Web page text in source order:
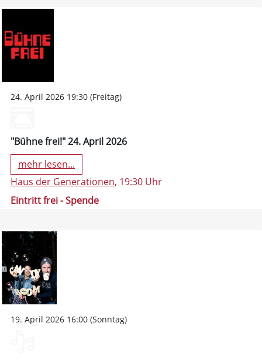
24. April 2026 19:30 (Freitag)
"Bühne frei!" 24. April 2026
mehr lesen...
Haus der Generationen, 19:30 Uhr
Eintritt frei - Spende
19. April 2026 16:00 (Sonntag)